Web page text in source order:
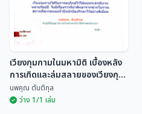
เวียงกุมกามในมหามิติ เบื้องหลัง
การเกิดและล่มสลายของเวียงกุม
กาม
นพคุณ ตันติกุล
ว่าง 1/1 เล่ม